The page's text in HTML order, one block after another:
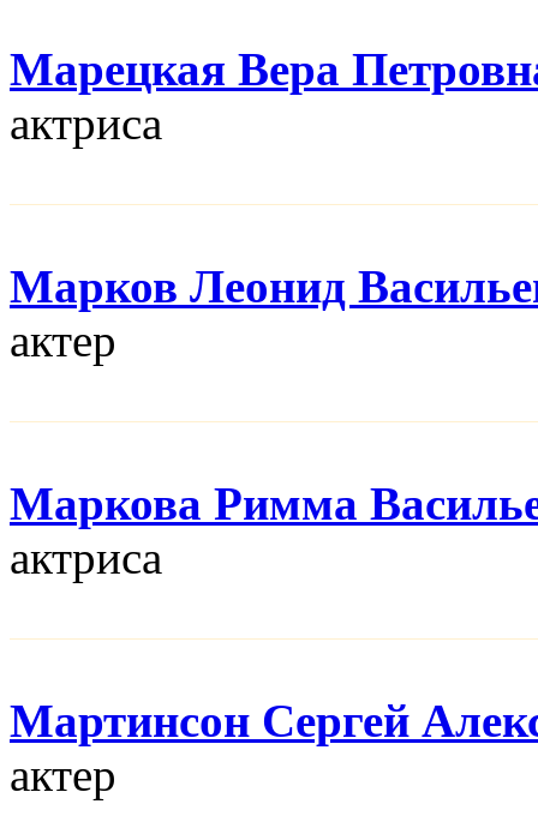
Марецкая Вера
актриса
Марков Леонид
актер
Маркова Римма
актриса
Мартинсон Сергей
актер